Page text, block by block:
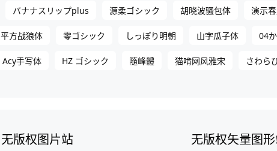
バナナスリップplus 源柔ゴシック 胡晓波骚包体 演示
平方战狼体 零ゴシック しっぽり明朝 山字瓜子体 04
Acy手写体 HZ ゴシック 隨峰體 猫啃网风雅宋 さわら
无版权图片站 无版权矢量图